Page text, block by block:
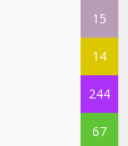
15
14
244
67